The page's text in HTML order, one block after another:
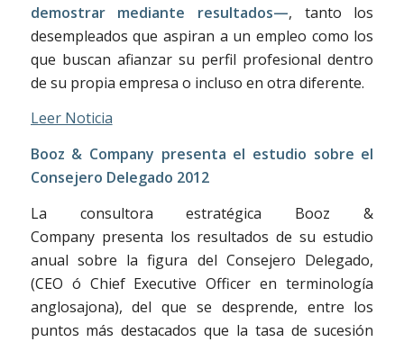
demostrar mediante resultados—, tanto los
desempleados que aspiran a un empleo como los
que buscan afianzar su perfil profesional dentro
de su propia empresa o incluso en otra diferente.
Leer Noticia
Booz & Company presenta el estudio sobre el
Consejero Delegado 2012
La consultora estratégica Booz &
Company presenta los resultados de su estudio
anual sobre la figura del Consejero Delegado,
(CEO ó Chief Executive Officer en terminología
anglosajona), del que se desprende, entre los
puntos más destacados que la tasa de sucesión